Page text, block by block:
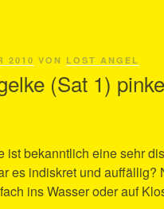
2010 VON LOST ANGEL
(Sat 1)
ist bekanntlich eine sehr
es indiskret und auffällig?
ins Wasser oder auf